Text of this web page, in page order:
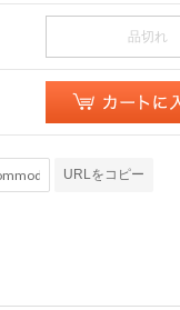
品切れ
URLをコピー